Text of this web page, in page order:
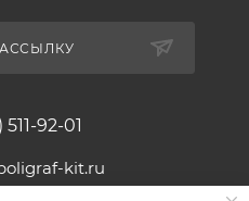
511-92-01
kit.ru